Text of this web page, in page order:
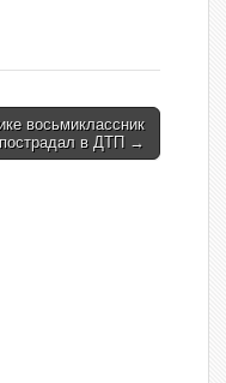
восьмиклассник
пострадал в ДТП →